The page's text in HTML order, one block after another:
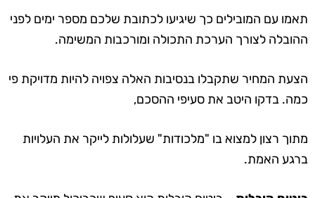
תאמו עם המובילים כך שיגיעו לכתובת שלכם מספר ימים לפני
ההובלה לצורך הערכת התכולה ומורכבות המשימה.
הצעת המחיר שתקבלו בנסיבות האלה צפויה להיות מדויקת פי
כמה. בדקו היטב את סעיפי ההסכם,
מתוך רצון למצוא בו "מלכודות" שעלולות לייקר את העלויות
ברגע האמת.